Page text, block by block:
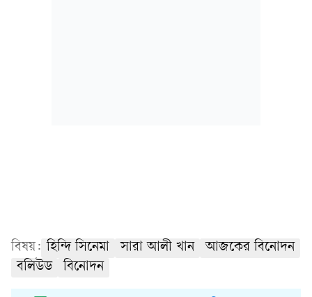
বিষয়: হিন্দি সিনেমা সারা আলী খান
আজকের বিনোদন
বলিউড
বিনোদন